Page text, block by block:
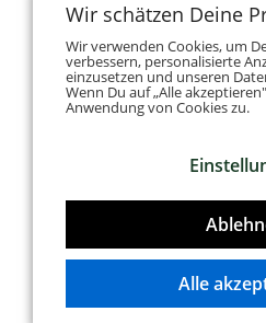
Wir schätzen Deine
Wir verwenden Cookies, um
verbessern, personalisierte
einzusetzen und unseren
Wenn Du auf „Alle
Anwendung von Cookies zu.
Alle